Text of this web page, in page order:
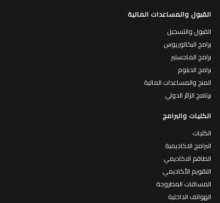
القبول والمساعدات المالية
القبول والتسجيل
برامج البكالوريوس
برامج الماجستير
برامج الدبلوم
المنح والمساعدات المالية
برنامج الزائر الدولي
الكليات والبرامج
الكليات
البرامج الاكاديمية
الطاقم الاكاديمي
التقويم الأكاديمي
المساقات المطروحة
الهواتف الداخلية